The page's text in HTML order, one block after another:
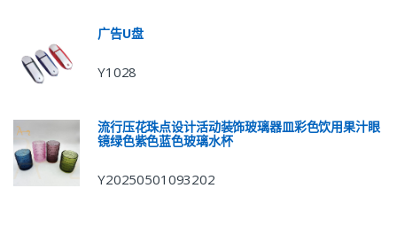
广告U盘
Y1028
流行压花珠点设计活动装饰玻璃器皿彩色饮用果汁眼
镜绿色紫色蓝色玻璃水杯
Y20250501093202